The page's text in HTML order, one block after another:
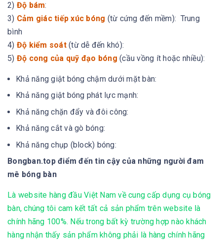
2) Độ bám:
3) Cảm giác tiếp xúc bóng (từ cứng đến mềm): Trung
bình
4) Độ kiểm soát(từ dễ đến khó):
5) Độ cong của quỹ đạo bóng (cầu vồng ít hoặc nhiều):
Khả năng giật bóng chậm dưới mặt bàn:
Khả năng giật bóng phát lực mạnh:
Khả năng chặn đẩy và đôi công:
Khả năng cắt và gò bóng:
Khả năng chụp (block) bóng:
Bongban.top điểm đến tin cậy của những người đam
mê bóng bàn
Là website hàng đầu Việt Nam về cung cấp dụng cụ bóng
bàn, chúng tôi cam kết tất cả sản phẩm trên website là
chính hãng 100%. Nếu trong bất kỳ trường hợp nào khách
hàng nhận thấy sản phẩm không phải là hàng chính hãng